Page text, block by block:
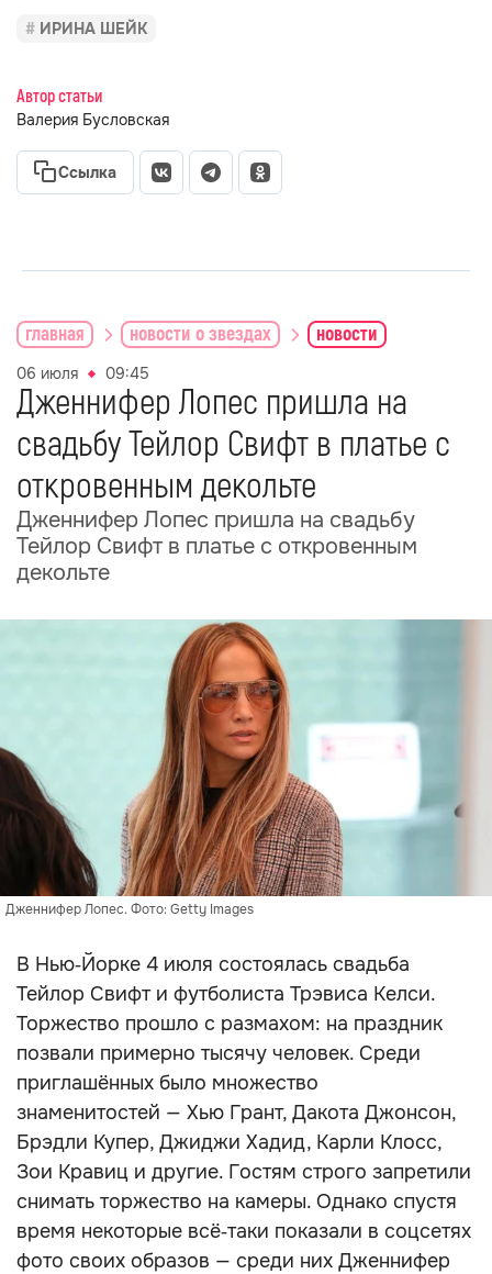
ИРИНА ШЕЙК
Автор статьи
Валерия Бусловская
Ссылка
главная новости о звездах новости
06 июля 09:45
Дженнифер Лопес пришла на
свадьбу Тейлор Свифт в платье с
откровенным декольте
Дженнифер Лопес пришла на свадьбу
Тейлор Свифт в платье с откровенным
декольте
Дженнифер Лопес. Фото: Getty Images
В Нью‑Йорке 4 июля состоялась свадьба
Тейлор Свифт и футболиста Трэвиса Келси.
Торжество прошло с размахом: на праздник
позвали примерно тысячу человек. Среди
приглашённых было множество
знаменитостей — Хью Грант, Дакота Джонсон,
Брэдли Купер, Джиджи Хадид, Карли Клосс,
Зои Кравиц и другие. Гостям строго запретили
снимать торжество на камеры. Однако спустя
время некоторые всё‑таки показали в соцсетях
фото своих образов — среди них Дженнифер